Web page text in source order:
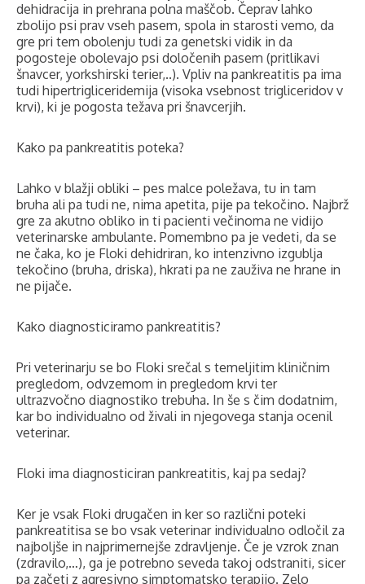
dehidracija in prehrana polna maščob. Čeprav lahko
zbolijo psi prav vseh pasem, spola in starosti vemo, da
gre pri tem obolenju tudi za genetski vidik in da
pogosteje obolevajo psi določenih pasem (pritlikavi
šnavcer, yorkshirski terier,..). Vpliv na pankreatitis pa ima
tudi hipertrigliceridemija (visoka vsebnost trigliceridov v
krvi), ki je pogosta težava pri šnavcerjih.
Kako pa pankreatitis poteka?
Lahko v blažji obliki – pes malce poležava, tu in tam
bruha ali pa tudi ne, nima apetita, pije pa tekočino. Najbrž
gre za akutno obliko in ti pacienti večinoma ne vidijo
veterinarske ambulante. Pomembno pa je vedeti, da se
ne čaka, ko je Floki dehidriran, ko intenzivno izgublja
tekočino (bruha, driska), hkrati pa ne zauživa ne hrane in
ne pijače.
Kako diagnosticiramo pankreatitis?
Pri veterinarju se bo Floki srečal s temeljitim kliničnim
pregledom, odvzemom in pregledom krvi ter
ultrazvočno diagnostiko trebuha. In še s čim dodatnim,
kar bo individualno od živali in njegovega stanja ocenil
veterinar.
Floki ima diagnosticiran pankreatitis, kaj pa sedaj?
Ker je vsak Floki drugačen in ker so različni poteki
pankreatitisa se bo vsak veterinar individualno odločil za
najboljše in najprimernejše zdravljenje. Če je vzrok znan
(zdravilo,…), ga je potrebno seveda takoj odstraniti, sicer
pa začeti z agresivno simptomatsko terapijo. Zelo